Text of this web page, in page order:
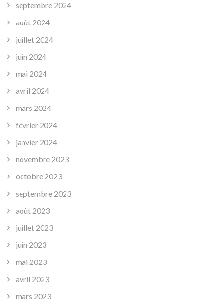
septembre 2024
août 2024
juillet 2024
juin 2024
mai 2024
avril 2024
mars 2024
février 2024
janvier 2024
novembre 2023
octobre 2023
septembre 2023
août 2023
juillet 2023
juin 2023
mai 2023
avril 2023
mars 2023